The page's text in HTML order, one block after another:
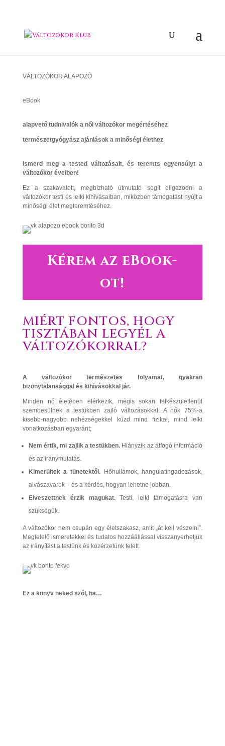
VÁLTOZÓKOR ALAPOZÓ
eBook
alapvető tudnivalók a női változókor megértéséhez
természetgyógyász ajánlások a minőségi élethez
Ismerd meg a tested változásait, és teremts egyensúlyt a
változókor éveiben!
Ez a szakavatott, megbízható útmutató segít eligazodni a
változókor testi és lelki kihívásaiban, miközben támogatást nyújt a
minőségi élet megteremtéséhez.
Kérem az eBook-
ot!
MIÉRT FONTOS, HOGY
TISZTÁBAN LEGYÉL A
VÁLTOZÓKORRAL?
A változókor természetes folyamat, gyakran
bizonytalansággal és kihívásokkal jár.
Minden nő életében elérkezik, mégis sokan felkészületlenül
szembesülnek a testükben zajló változásokkal. A nők 75%-a
kisebb-nagyobb nehézségekkel küzd mind fizikai, mind lelki
vonatkozásban egyaránt;
Nem értik, mi zajlik a testükben. Hiányzik az átfogó információ
és az iránymutatás.
Kimerültek a tünetektől. Hőhullámok, hangulatingadozások,
alvászavarok – és a kérdés, hogyan lehetne jobban.
Elveszettnek érzik magukat.Testi, lelki támogatásra van
szükségük.
A változókor nem csupán egy életszakasz, amit „át kell vészelni”.
Megfelelő ismeretekkel és tudatos hozzáállással visszanyerhetjük
az irányítást a testünk és közérzetünk felett.
Ez a könyv neked szól, ha…